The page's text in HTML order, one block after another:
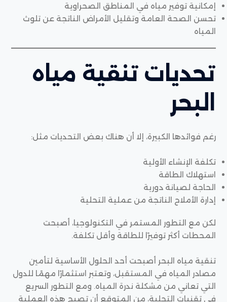
إمكانية توفير مياه في المناطق الصحراوية
تحسن الصحة العامة وتقليل الأمراض الناتجة عن تلوث
المياه
تحديات تنقية مياه
البحر
رغم فوائدها الكبيرة، إلا أن هناك بعض التحديات مثل:
تكلفة الإنشاء الأولية
استهلاك الطاقة
الحاجة لصيانة دورية
إدارة الأملاح الناتجة من عملية التحلية
لكن مع التطور المستمر في التكنولوجيا، أصبحت
المحطات أكثر توفيرًا للطاقة وأقل تكلفة.
تنقية مياه البحر أصبحت أحد الحلول الأساسية لتأمين
مصادر المياه في المستقبل، وتعتبر استثمارًا مهمًا للدول
التي تعاني من مشكلة ندرة المياه. ومع التطور السريع
في تقنيات التحلية، من المتوقع أن تصبح هذه العملية